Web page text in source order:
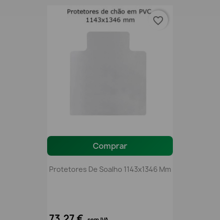
Comprar
Protetores De Soalho 1143x1346 Mm
favorite_border